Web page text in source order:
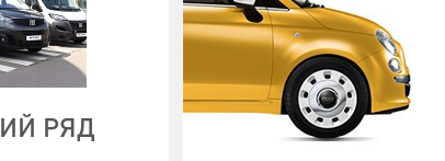
РЯД